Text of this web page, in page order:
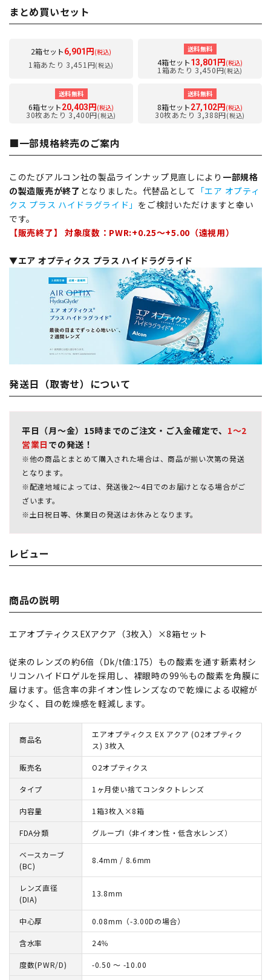
まとめ買いセット
2箱セット6,901円 (税込)
1箱あたり 3,451円(税込)
送料無料
4箱セット13,801円 (税込)
1箱あたり 3,450円(税込)
送料無料
6箱セット20,403円 (税込)
30枚あたり 3,400円(税込)
送料無料
8箱セット27,102円 (税込)
30枚あたり 3,388円(税込)
■一部規格終売のご案内
このたびアルコン社の製品ラインナップ見直しにより 一部規格
の製造販売が終了 となりました。代替品として 「エア オプティ
クス プラス ハイドラグライド」 をご検討いただけますと幸い
です。
【販売終了】 対象度数：PWR:+0.25～+5.00（遠視用）
▼エア オプティクス プラス ハイドラグライド
発送日（取寄せ）について
平日（月～金）15時までのご注文・ご入金確定で、 1～2
営業日 での発送！
※他の商品とまとめて購入された場合は、商品が揃い次第の発送
となります。
※配達地域によっては、発送後2～4日でのお届けとなる場合がご
ざいます。
※土日祝日等、休業日の発送はお休みとなります。
レビュー
商品の説明
エアオプティクスEXアクア（3枚入）×8箱セット
従来のレンズの約6倍（Dk/t値:175）もの酸素を通す新素材シ
リコンハイドロゲルを採用し、裸眼時の99％もの酸素を角膜に
届けます。低含率の非イオン性レンズなので乾燥による収縮が
少なく、目の乾燥感を軽減します。
商品名
エアオプティクス EX アクア (O2オプティク
ス) 3枚入
販売名 O2オプティクス
タイプ 1ヶ月使い捨てコンタクトレンズ
内容量 1箱3枚入×8箱
FDA分類 グループI（非イオン性・低含水レンズ）
ベースカーブ
(BC)
8.4mm / 8.6mm
レンズ直径
(DIA)
13.8mm
中心厚 0.08mm（-3.00Dの場合）
含水率 24％
度数(PWR/D) -0.50 ～ -10.00